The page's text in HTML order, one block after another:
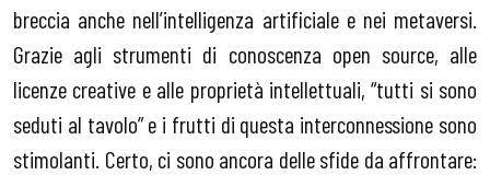
breccia anche nell’intelligenza artificiale e nei metaversi.
Grazie agli strumenti di conoscenza open source, alle
licenze creative e alle proprietà intellettuali, “tutti si sono
seduti al tavolo” e i frutti di questa interconnessione sono
stimolanti. Certo, ci sono ancora delle sfide da affrontare: